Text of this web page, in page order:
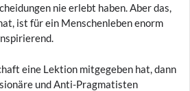
nie erlebt haben. Aber das,
ist für ein Menschenleben enorm
eine Lektion mitgegeben hat, dann
und Anti-Pragmatisten